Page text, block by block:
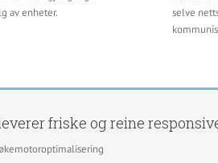
av enheter.
selve
friske og reine